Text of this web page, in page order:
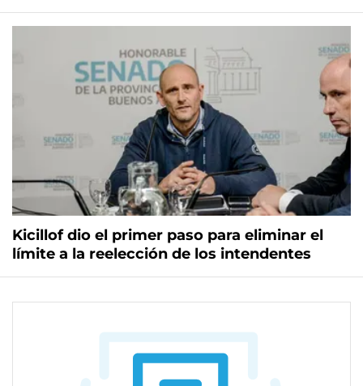
Kicillof dio el primer paso para eliminar el
límite a la reelección de los intendentes